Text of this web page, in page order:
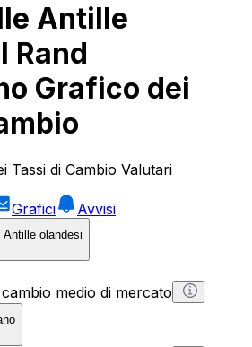
Antille
Rand
Grafico dei
Tassi di Cambio Valutari
Grafici
Avvisi
Antille olandesi
medio di mercato